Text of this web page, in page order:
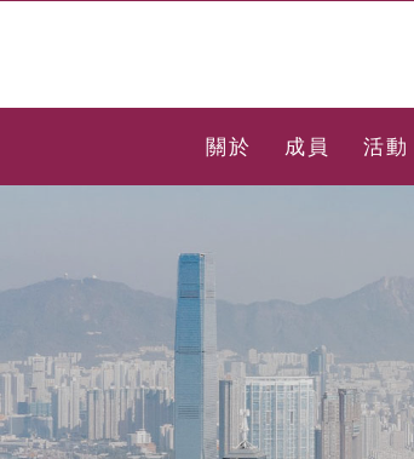
關於 成員 活動